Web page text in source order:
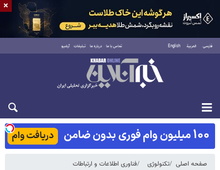
فارسی العربية English تماس با ما درباره ما تبلیغات آرشیو
شنبه ۱۷ مرداد ۱۴۰۵
صفحه اصلی تکنولوژی فناوری اطلاعات و ارتباطات
×